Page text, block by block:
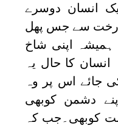
انسان دوسرے
سے جس پھل
اپنی شاخ
کا حال یہ
جائے اس پر وہ
دشمن کوبھی
کوبھی۔جب کہ